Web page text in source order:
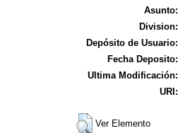
Asunto:
Division:
Depósito de Usuario:
Fecha Deposito:
Ultima Modificación:
URI:
Ver Elemento